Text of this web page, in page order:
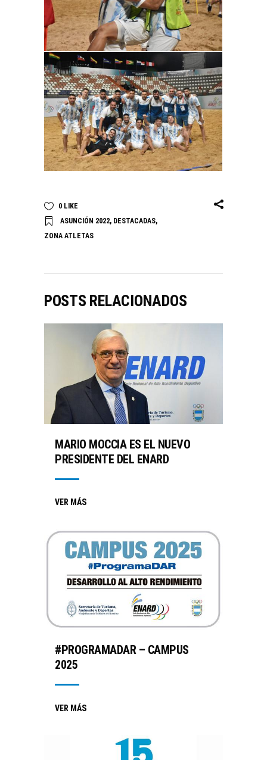
0 LIKE
ASUNCIÓN 2022, DESTACADAS,
ZONA ATLETAS
POSTS RELACIONADOS
MARIO MOCCIA ES EL NUEVO
PRESIDENTE DEL ENARD
VER MÁS
#PROGRAMADAR – CAMPUS
2025
VER MÁS